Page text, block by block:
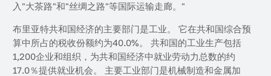
入"大茶路"和"丝绸之路"等国际运输走廊。"
布里亚特共和国经济的主要部门是工业。 它在共和国综合预
算中所占的税收份额约为40.0%。 共和国的工业生产包括
1,200企业和组织，为共和国经济中就业劳动力总数的约
17.0％提供就业机会。 主要工业部门是机械制造和金属加